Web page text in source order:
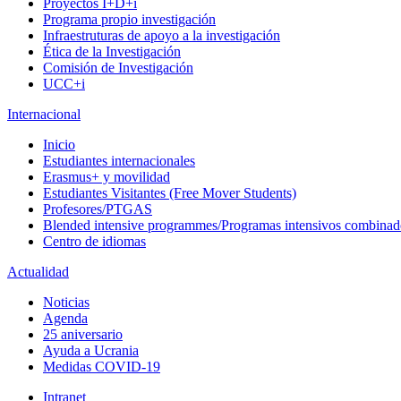
Proyectos I+D+i
Programa propio investigación
Infraestruturas de apoyo a la investigación
Ética de la Investigación
Comisión de Investigación
UCC+i
Internacional
Inicio
Estudiantes internacionales
Erasmus+ y movilidad
Estudiantes Visitantes (Free Mover Students)
Profesores/PTGAS
Blended intensive programmes/Programas intensivos
Centro de idiomas
Actualidad
Noticias
Agenda
25 aniversario
Ayuda a Ucrania
Medidas COVID-19
Intranet